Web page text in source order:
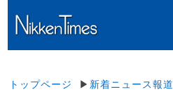
トップページ ▶ 新着ニュース報道